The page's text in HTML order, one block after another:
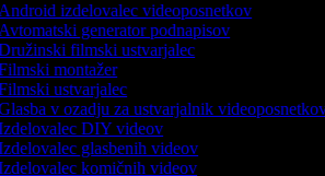
izdelovalec videoposnetkov
generator podnapisov
filmski ustvarjalec
montažer
ustvarjalec
v ozadju za ustvarjalnik videoposnetkov
DIY videov
glasbenih videov
komičnih videov